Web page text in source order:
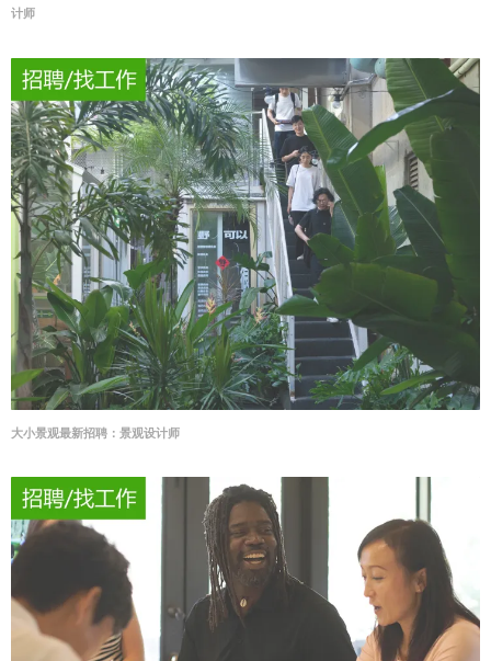
计师
大小景观最新招聘：景观设计师